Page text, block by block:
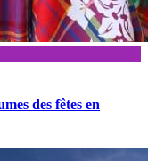
des fêtes en